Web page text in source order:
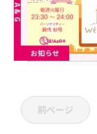
お知らせ
前ページ